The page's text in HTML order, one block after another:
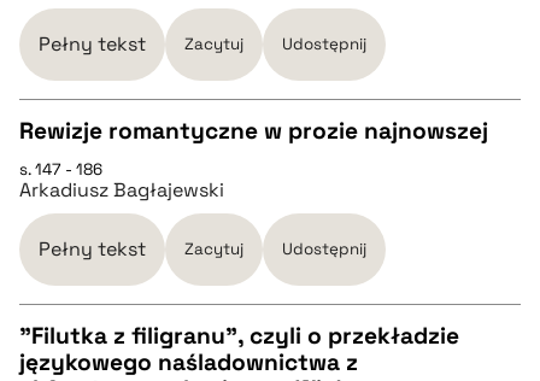
BIBTEX
pobierz cytat
Pełny tekst Zacytuj Udostępnij
CZYSTY TEKST
pobierz cytat
BIBTEX
Rewizje romantyczne w prozie najnowszej
s. 147 - 186
Arkadiusz Bagłajewski
Pełny tekst Zacytuj Udostępnij
"Filutka z filigranu", czyli o przekładzie
językowego naśladownictwa z